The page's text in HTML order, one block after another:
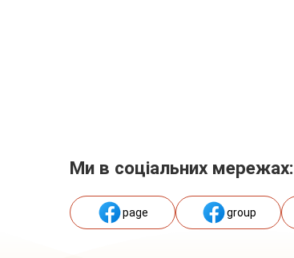
Ми в соціальних мережах:
page group